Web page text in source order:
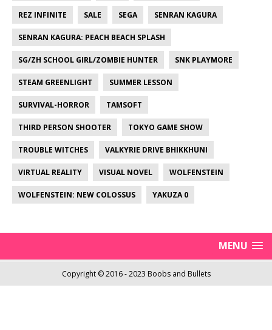
REZ INFINITE SALE SEGA SENRAN KAGURA
SENRAN KAGURA: PEACH BEACH SPLASH
SG/ZH SCHOOL GIRL/ZOMBIE HUNTER SNK PLAYMORE
STEAM GREENLIGHT SUMMER LESSON
SURVIVAL-HORROR TAMSOFT
THIRD PERSON SHOOTER TOKYO GAME SHOW
TROUBLE WITCHES VALKYRIE DRIVE BHIKKHUNI
VIRTUAL REALITY VISUAL NOVEL WOLFENSTEIN
WOLFENSTEIN: NEW COLOSSUS YAKUZA 0
MENU
Copyright © 2016 - 2023 Boobs and Bullets